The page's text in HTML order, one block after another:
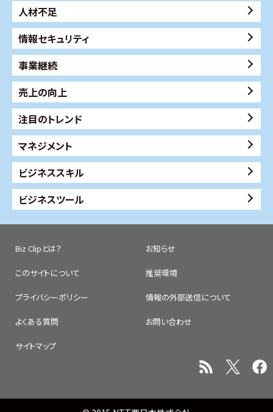
人材不足
情報セキュリティ
事業継続
売上の向上
注目のトレンド
マネジメント
ビジネススキル
ビジネスツール
Biz Clipとは？ お知らせ
このサイトについて 推奨環境
プライバシーポリシー 情報の外部送信について
よくある質問 お問い合わせ
サイトマップ